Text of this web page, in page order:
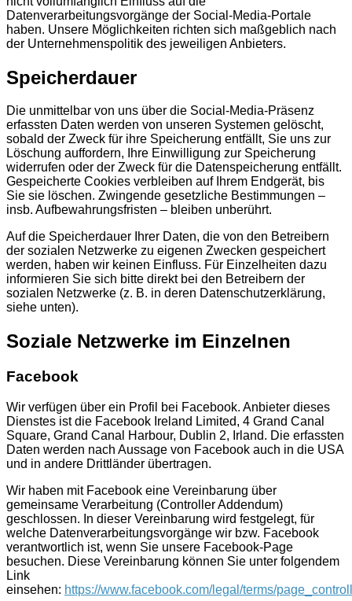
Datenverarbeitungsvorgänge der Social-Media-Portale
haben. Unsere Möglichkeiten richten sich maßgeblich nach
der Unternehmenspolitik des jeweiligen Anbieters.
Speicherdauer
Die unmittelbar von uns über die Social-Media-Präsenz
erfassten Daten werden von unseren Systemen gelöscht,
sobald der Zweck für ihre Speicherung entfällt, Sie uns zur
Löschung auffordern, Ihre Einwilligung zur Speicherung
widerrufen oder der Zweck für die Datenspeicherung entfällt.
Gespeicherte Cookies verbleiben auf Ihrem Endgerät, bis
Sie sie löschen. Zwingende gesetzliche Bestimmungen –
insb. Aufbewahrungsfristen – bleiben unberührt.
Auf die Speicherdauer Ihrer Daten, die von den Betreibern
der sozialen Netzwerke zu eigenen Zwecken gespeichert
werden, haben wir keinen Einfluss. Für Einzelheiten dazu
informieren Sie sich bitte direkt bei den Betreibern der
sozialen Netzwerke (z. B. in deren Datenschutzerklärung,
siehe unten).
Soziale Netzwerke im Einzelnen
Facebook
Wir verfügen über ein Profil bei Facebook. Anbieter dieses
Dienstes ist die Facebook Ireland Limited, 4 Grand Canal
Square, Grand Canal Harbour, Dublin 2, Irland. Die erfassten
Daten werden nach Aussage von Facebook auch in die USA
und in andere Drittländer übertragen.
Wir haben mit Facebook eine Vereinbarung über
gemeinsame Verarbeitung (Controller Addendum)
geschlossen. In dieser Vereinbarung wird festgelegt, für
welche Datenverarbeitungsvorgänge wir bzw. Facebook
verantwortlich ist, wenn Sie unsere Facebook-Page
besuchen. Diese Vereinbarung können Sie unter folgendem
Link
einsehen: https://www.facebook.com/legal/terms/